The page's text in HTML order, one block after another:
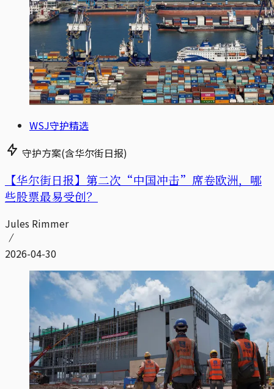
WSJ守护精选
守护方案(含华尔街日报)
【华尔街日报】第二次“中国冲击”席卷欧洲，哪
些股票最易受创？
Jules Rimmer
2026-04-30